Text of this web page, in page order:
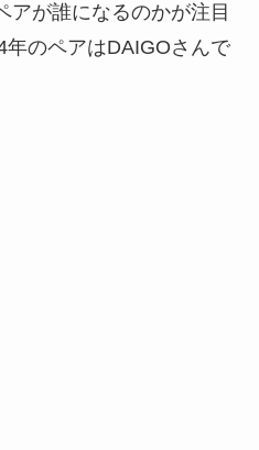
アが誰になるのかが注目
のペアはDAIGOさんで